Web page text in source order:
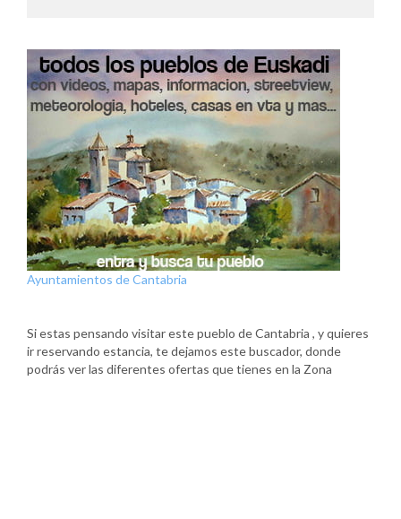
Ayuntamientos de Cantabria
Si estas pensando visitar este pueblo de Cantabria , y quieres
ir reservando estancia, te dejamos este buscador, donde
podrás ver las diferentes ofertas que tienes en la Zona